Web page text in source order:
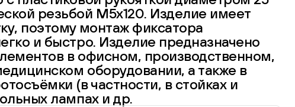
резьбой М5х120. Изделие имеет
поэтому монтаж фиксатора
и быстро. Изделие предназначено
в офисном, производственном,
оборудовании, а также в
(в частности, в стойках и
лампах и др.